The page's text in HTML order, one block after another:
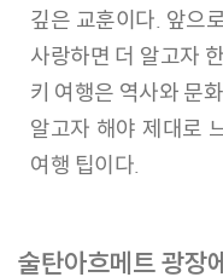
깊은 교훈이다. 앞으
사랑하면 더 알고자
키 여행은 역사와 문
알고자 해야 제대로
여행 팁이다.
술탄아흐메트 광장